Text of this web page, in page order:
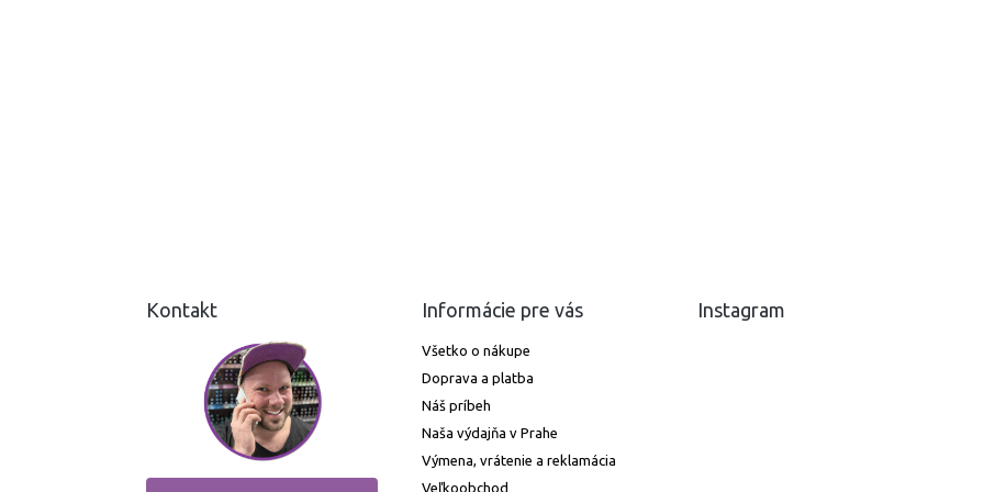
Kontakt Informácie pre vás
Všetko o nákupe
Doprava a platba
Náš príbeh
Naša výdajňa v Prahe
Výmena, vrátenie a reklamácia
Veľkoobchod
Instagram